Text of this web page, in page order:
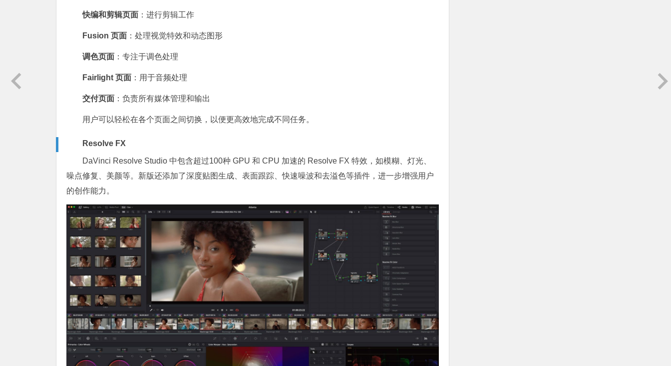
快编和剪辑页面 ：进行剪辑工作
Fusion 页面 ：处理视觉特效和动态图形
调色页面 ：专注于调色处理
Fairlight 页面 ：用于音频处理
交付页面 ：负责所有媒体管理和输出
用户可以轻松在各个页面之间切换，以便更高效地完成不同任务。
Resolve FX
DaVinci Resolve Studio 中包含超过100种 GPU 和 CPU 加速的 Resolve FX 特效，如模糊、灯光、
噪点修复、美颜等。新版还添加了深度贴图生成、表面跟踪、快速噪波和去溢色等插件，进一步增强用户
的创作能力。